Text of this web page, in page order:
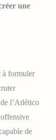
une
à formuler
l’Atlético
de